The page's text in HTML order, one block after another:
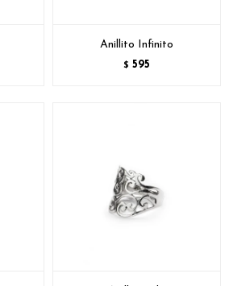
Anillito Infinito
$ 595